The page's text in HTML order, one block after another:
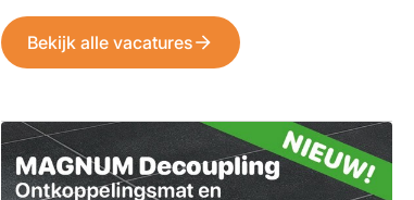
Bekijk alle vacatures